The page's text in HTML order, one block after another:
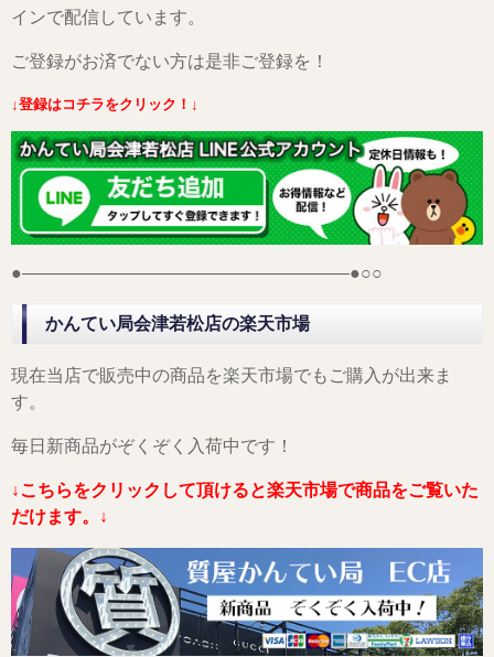
インで配信しています。
ご登録がお済でない方は是非ご登録を！
↓登録はコチラをクリック！↓
●——————————————————–●○○
かんてい局会津若松店の楽天市場
現在当店で販売中の商品を楽天市場でもご購入が出来ま
す。
毎日新商品がぞくぞく入荷中です！
↓こちらをクリックして頂けると楽天市場で商品をご覧いた
だけます。↓